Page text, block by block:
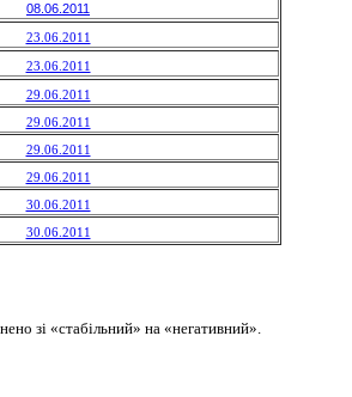
08.06.2011
23.06.2011
23.06.2011
29.06.2011
29.06.2011
29.06.2011
29.06.2011
30.06.2011
30.06.2011
зі «стабільний» на «негативний».